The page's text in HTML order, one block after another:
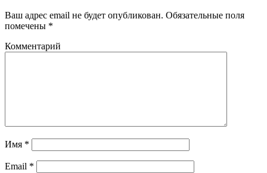
Ваш адрес email не будет опубликован. Обязательные поля
помечены *
Комментарий
Имя *
Email *